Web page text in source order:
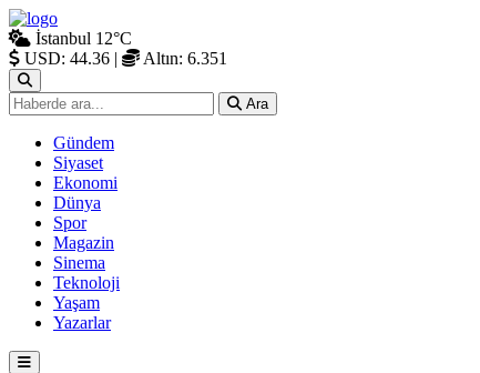
İstanbul 12°C
USD: 44.36 | Altın: 6.351
Ara
Gündem
Siyaset
Ekonomi
Dünya
Spor
Magazin
Sinema
Teknoloji
Yaşam
Yazarlar